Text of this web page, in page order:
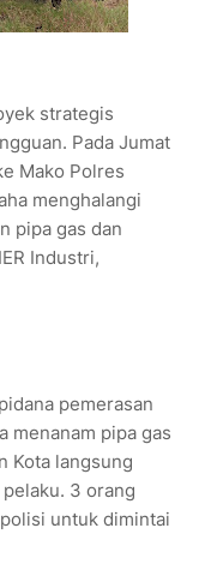
strategis
Pada Jumat
Mako Polres
menghalangi
pipa gas dan
Industri,
pemerasan
menanam pipa gas
Kota langsung
3 orang
untuk dimintai